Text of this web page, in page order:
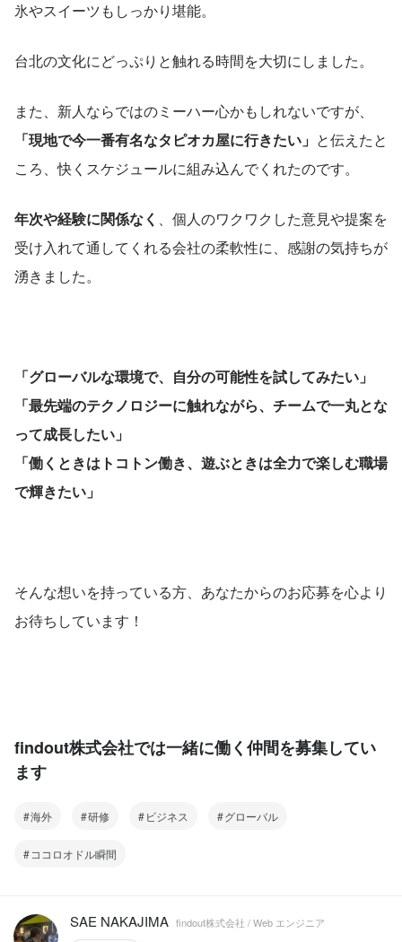
氷やスイーツもしっかり堪能。
台北の文化にどっぷりと触れる時間を大切にしました。
また、新人ならではのミーハー心かもしれないですが、
「現地で今一番有名なタピオカ屋に行きたい」 と伝えたと
ころ、快くスケジュールに組み込んでくれたのです。
年次や経験に関係なく 、個人のワクワクした意見や提案を
受け入れて通してくれる会社の柔軟性に、感謝の気持ちが
湧きました。
「グローバルな環境で、自分の可能性を試してみたい」
「最先端のテクノロジーに触れながら、チームで一丸とな
って成長したい」
「働くときはトコトン働き、遊ぶときは全力で楽しむ職場
で輝きたい」
そんな想いを持っている方、あなたからのお応募を心より
お待ちしています！
findout株式会社では一緒に働く仲間を募集してい
ます
海外 研修 ビジネス グローバル
ココロオドル瞬間
SAE NAKAJIMA findout株式会社 / Web エンジニア